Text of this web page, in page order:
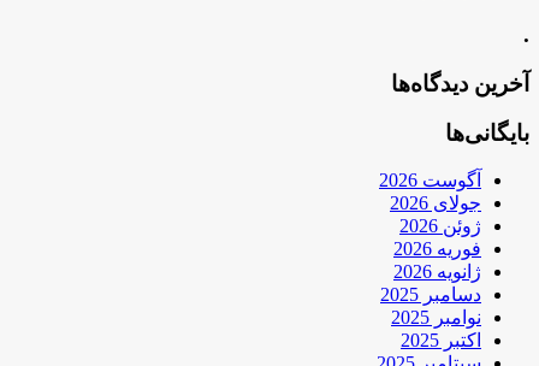
.
آخرین دیدگاه‌ها
بایگانی‌ها
آگوست 2026
جولای 2026
ژوئن 2026
فوریه 2026
ژانویه 2026
دسامبر 2025
نوامبر 2025
اکتبر 2025